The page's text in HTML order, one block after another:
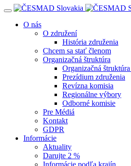
Navigácia
O nás
O združení
História združenia
Chcem sa stať členom
Organizačná štruktúra
Organizačná
Prezídium združenia
Revízna komisia
Regionálne výbory
Odborné komisie
Pre Médiá
Kontakt
GDPR
Informácie
Aktuality
Darujte 2 %
Informácie podľa krajín